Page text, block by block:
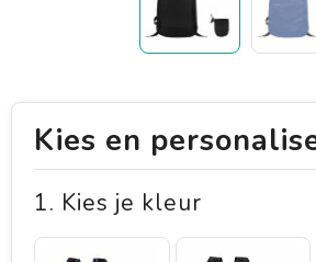
Kies en
1. Kies je kleur